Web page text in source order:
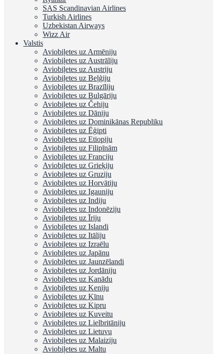
SAS Scandinavian Airlines
Turkish Airlines
Uzbekistan Airways
Wizz Air
Valstis
Aviobiļetes uz Armēniju
Aviobiļetes uz Austrāliju
Aviobiļetes uz Austriju
Aviobiļetes uz Beļģiju
Aviobiļetes uz Brazīliju
Aviobiļetes uz Bulgāriju
Aviobiļetes uz Čehiju
Aviobiļetes uz Dāniju
Aviobiļetes uz Dominikānas Republiku
Aviobiļetes uz Ēģipti
Aviobiļetes uz Etiopiju
Aviobiļetes uz Filipīnām
Aviobiļetes uz Franciju
Aviobiļetes uz Grieķiju
Aviobiļetes uz Gruziju
Aviobiļetes uz Horvātiju
Aviobiļetes uz Igauniju
Aviobiļetes uz Indiju
Aviobiļetes uz Indonēziju
Aviobiļetes uz Īriju
Aviobiļetes uz Islandi
Aviobiļetes uz Itāliju
Aviobiļetes uz Izraēlu
Aviobiļetes uz Japānu
Aviobiļetes uz Jaunzēlandi
Aviobiļetes uz Jordāniju
Aviobiļetes uz Kanādu
Aviobiļetes uz Keniju
Aviobiļetes uz Ķīnu
Aviobiļetes uz Kipru
Aviobiļetes uz Kuveitu
Aviobiļetes uz Lielbritāniju
Aviobiļetes uz Lietuvu
Aviobiļetes uz Malaiziju
Aviobiļetes uz Maltu